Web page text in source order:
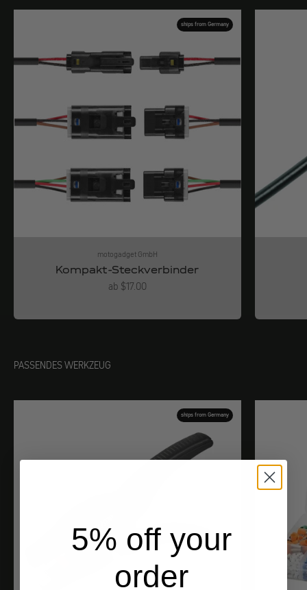
ships from Germany
motogadget GmbH
Kompakt-Steckverbinder
Angebot
ab $17.00
PASSENDES WERKZEUG
ships from Germany
5% off your
order